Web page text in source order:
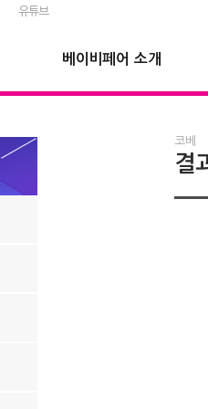
유튜브
베이비페어 소개
코베
결